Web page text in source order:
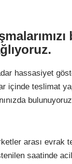
hassasiyet
içinde teslimat
arası evrak
saatinde